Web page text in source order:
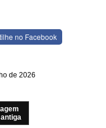
no Facebook
de 2026